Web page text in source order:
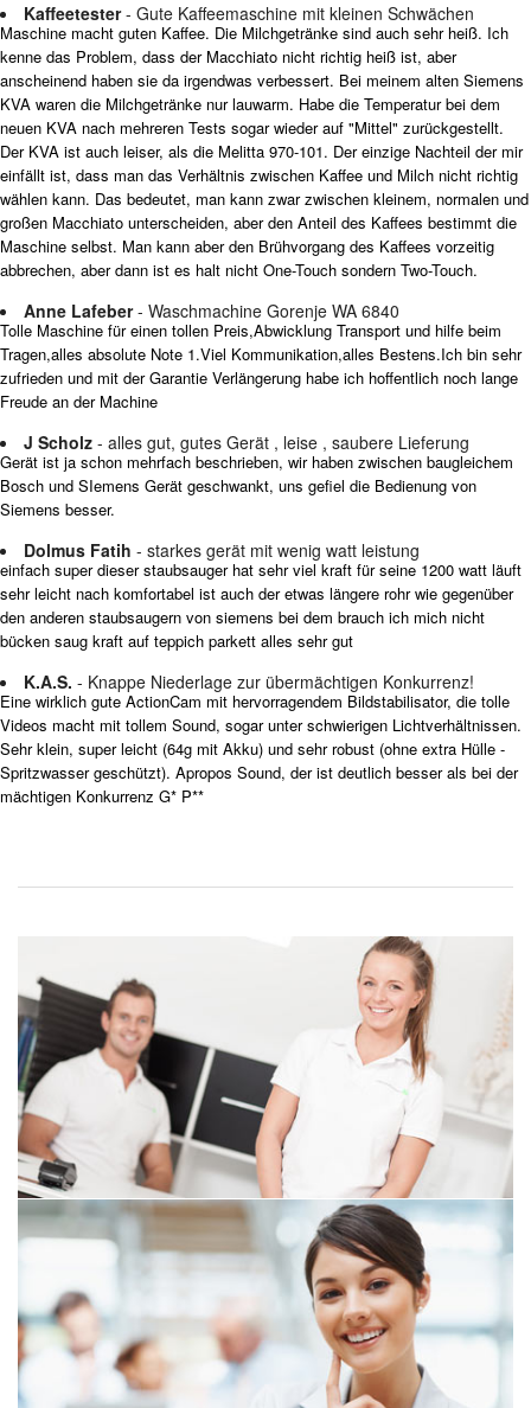
Kaffeetester- Gute Kaffeemaschine mit kleinen Schwächen
Maschine macht guten Kaffee. Die Milchgetränke sind auch sehr heiß. Ich
kenne das Problem, dass der Macchiato nicht richtig heiß ist, aber
anscheinend haben sie da irgendwas verbessert. Bei meinem alten Siemens
KVA waren die Milchgetränke nur lauwarm. Habe die Temperatur bei dem
neuen KVA nach mehreren Tests sogar wieder auf "Mittel" zurückgestellt.
Der KVA ist auch leiser, als die Melitta 970-101. Der einzige Nachteil der mir
einfällt ist, dass man das Verhältnis zwischen Kaffee und Milch nicht richtig
wählen kann. Das bedeutet, man kann zwar zwischen kleinem, normalen und
großen Macchiato unterscheiden, aber den Anteil des Kaffees bestimmt die
Maschine selbst. Man kann aber den Brühvorgang des Kaffees vorzeitig
abbrechen, aber dann ist es halt nicht One-Touch sondern Two-Touch.
Anne Lafeber- Waschmachine Gorenje WA 6840
Tolle Maschine für einen tollen Preis,Abwicklung Transport und hilfe beim
Tragen,alles absolute Note 1.Viel Kommunikation,alles Bestens.Ich bin sehr
zufrieden und mit der Garantie Verlängerung habe ich hoffentlich noch lange
Freude an der Machine
J Scholz - alles gut, gutes Gerät , leise , saubere Lieferung
Gerät ist ja schon mehrfach beschrieben, wir haben zwischen baugleichem
Bosch und SIemens Gerät geschwankt, uns gefiel die Bedienung von
Siemens besser.
Dolmus Fatih - starkes gerät mit wenig watt leistung
einfach super dieser staubsauger hat sehr viel kraft für seine 1200 watt läuft
sehr leicht nach komfortabel ist auch der etwas längere rohr wie gegenüber
den anderen staubsaugern von siemens bei dem brauch ich mich nicht
bücken saug kraft auf teppich parkett alles sehr gut
K.A.S. - Knappe Niederlage zur übermächtigen Konkurrenz!
Eine wirklich gute ActionCam mit hervorragendem Bildstabilisator, die tolle
Videos macht mit tollem Sound, sogar unter schwierigen Lichtverhältnissen.
Sehr klein, super leicht (64g mit Akku) und sehr robust (ohne extra Hülle -
Spritzwasser geschützt). Apropos Sound, der ist deutlich besser als bei der
mächtigen Konkurrenz G* P**